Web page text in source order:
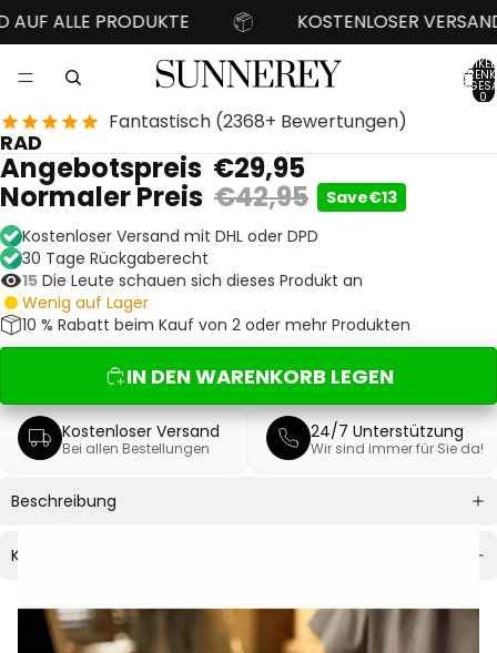
ALLE PRODUKTE KOSTENLOSER
0
BILD
IM
VOLLBILDMODUS
ÖFFNEN
BILD
IM
VOLLBILDMODUS
ÖFFNEN
BILD
IM
VOLLBILDMODUS
ÖFFNEN
BILD
IM
VOLLBILDMODUS
ÖFFNEN
BILD
IM
VOLLBILDMODUS
ÖFFNEN
Fantastisch (2368+ Bewertungen)
RAD
Angebotspreis €29,95
Normaler Preis €42,95 Save€13
Kostenloser Versand mit DHL oder DPD
30 Tage Rückgaberecht
12 Die Leute schauen sich dieses Produkt an
Wenig auf Lager
10 % Rabatt beim Kauf von 2 oder mehr Produkten
IN DEN WARENKORB LEGEN
Kostenloser Versand
Bei allen Bestellungen
24/7 Unterstützung
Wir sind immer für Sie da!
Beschreibung
Kontakt